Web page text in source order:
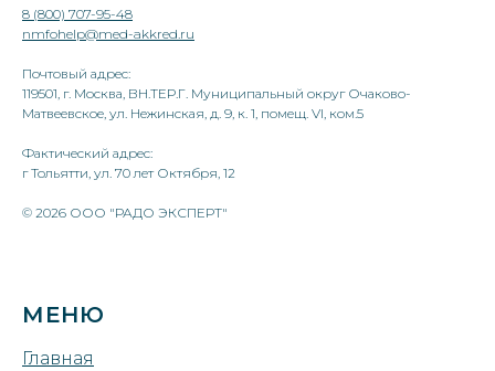
8 (800) 707-95-48
nmfohelp@med-akkred.ru
Почтовый адрес:
119501, г. Москва, ВН.ТЕР.Г. Муниципальный округ Очаково-
Матвеевское, ул. Нежинская, д. 9, к. 1, помещ. VI, ком.5
Фактический адрес:
г Тольятти, ул. 70 лет Октября, 12
© 2026 ООО "РАДО ЭКСПЕРТ"
МЕНЮ
Главная